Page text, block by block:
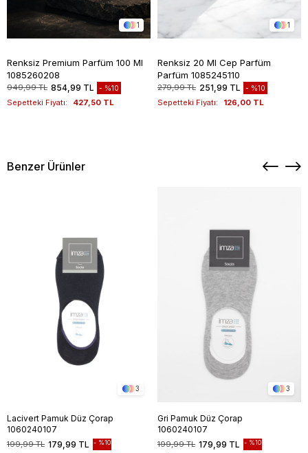
1
Renksiz Premium Parfüm 100 Ml
1085260208
949,99 TL 854,99 TL %10
Sepetteki Fiyatı: 427,50 TL
1
Renksiz 20 Ml Cep Parfüm
Parfüm 1085245110
279,99 TL 251,99 TL %10
Sepetteki Fiyatı: 126,00 TL
Benzer Ürünler
3
Lacivert Pamuk Düz Çorap
1060240107
179,99 TL
199,99 TL %10
3
Gri Pamuk Düz Çorap
1060240107
179,99 TL
199,99 TL %10